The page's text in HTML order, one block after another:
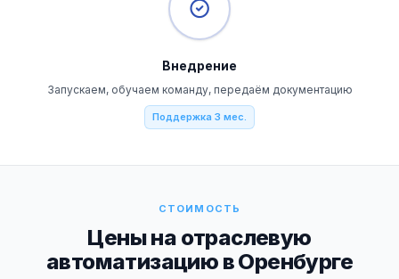
Внедрение
Запускаем, обучаем команду, передаём документацию
Поддержка 3 мес.
СТОИМОСТЬ
Цены на отраслевую
автоматизацию в Оренбурге